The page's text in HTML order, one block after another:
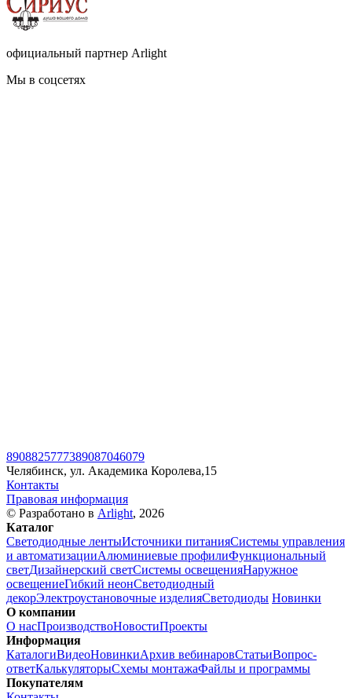
официальный партнер Arlight
Мы в соцсетях
8908825777389087046079
Челябинск, ул. Академика Королева,15
Контакты
Правовая информация
© Разработано в Arlight, 2026
Каталог
Светодиодные лентыИсточники питанияСистемы управления
и автоматизацииАлюминиевые профилиФункциональный
светДизайнерский светСистемы освещенияНаружное
освещениеГибкий неонСветодиодный
декорЭлектроустановочные изделияСветодиоды Новинки
О компании
О насПроизводствоНовостиПроекты
Информация
КаталогиВидеоНовинкиАрхив вебинаровСтатьиВопрос-
ответКалькуляторыСхемы монтажаФайлы и программы
Покупателям